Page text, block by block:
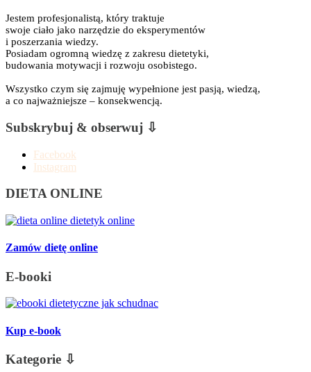
Jestem profesjonalistą, który traktuje
swoje ciało jako narzędzie do eksperymentów
i poszerzania wiedzy.
Posiadam ogromną wiedzę z zakresu dietetyki,
budowania motywacji i rozwoju osobistego.
Wszystko czym się zajmuję wypełnione jest pasją, wiedzą,
a co najważniejsze – konsekwencją.
Subskrybuj & obserwuj ⇩
Facebook
Instagram
DIETA ONLINE
Zamów dietę online
E-booki
Kup e-book
Kategorie ⇩